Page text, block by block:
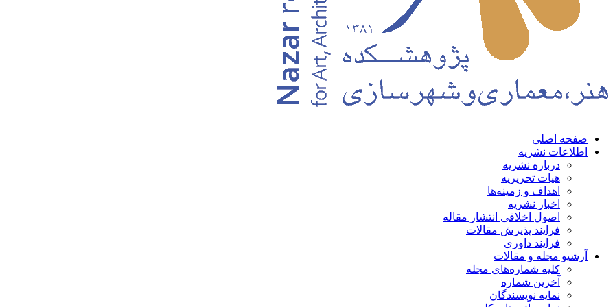
صفحه اصلی
اطلاعات نشریه
درباره نشریه
هیات تحریریه
اهداف و زمینه‌ها
اخبار نشریه
اصول اخلاقی انتشار مقاله
فرایند پذیرش مقالات
فرایند داوری
آرشیو مجله و مقالات
کلیه شماره‌های مجله
آخرین شماره
نمایه نویسندگان